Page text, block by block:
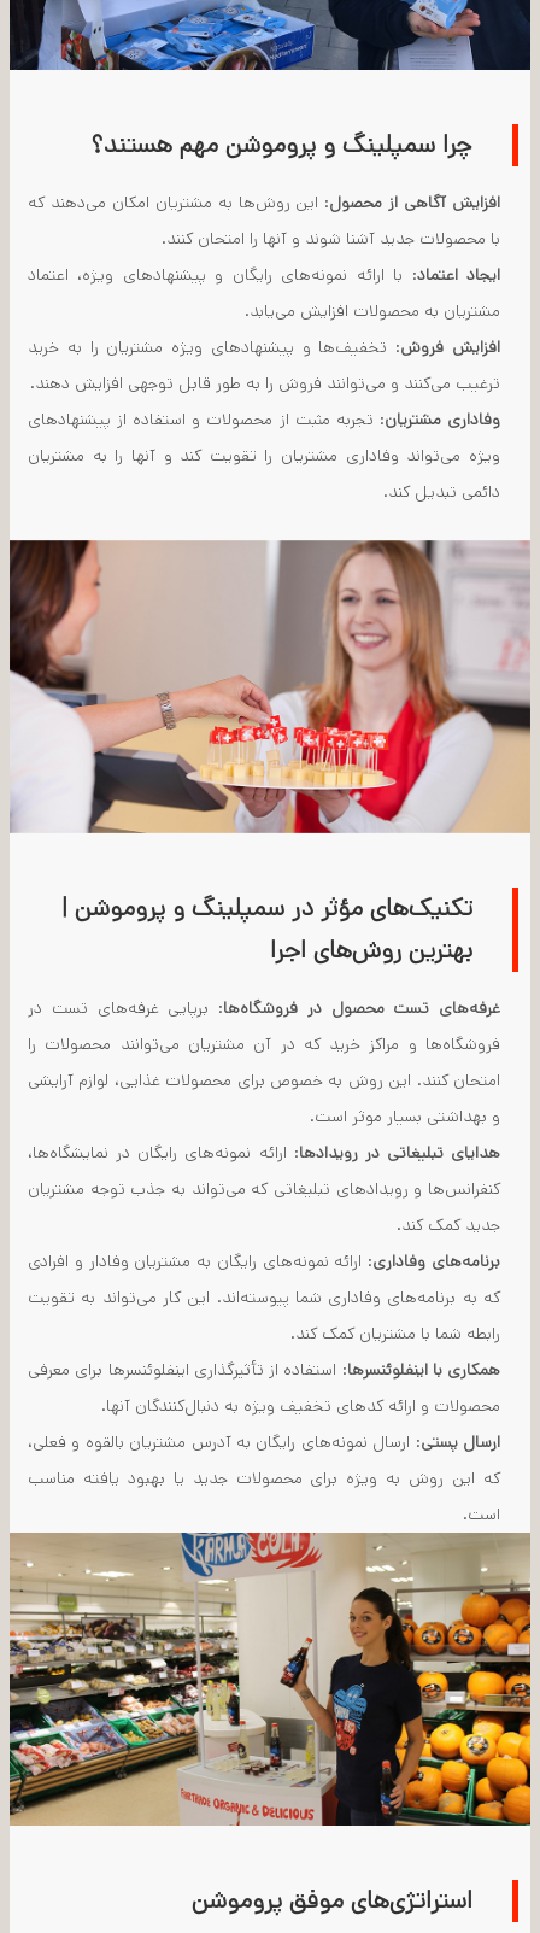
چرا سمپلینگ و پروموشن مهم هستند؟
افزایش آگاهی از محصول: این روش‌ها به مشتریان امکان می‌دهند که
با محصولات جدید آشنا شوند و آنها را امتحان کنند.
ایجاد اعتماد: با ارائه نمونه‌های رایگان و پیشنهادهای ویژه، اعتماد
مشتریان به محصولات افزایش می‌یابد.
افزایش فروش: تخفیف‌ها و پیشنهادهای ویژه مشتریان را به خرید
ترغیب می‌کنند و می‌توانند فروش را به طور قابل توجهی افزایش دهند.
وفاداری مشتریان: تجربه مثبت از محصولات و استفاده از پیشنهادهای
ویژه می‌تواند وفاداری مشتریان را تقویت کند و آنها را به مشتریان
دائمی تبدیل کند.
تکنیک‌های مؤثر در سمپلینگ و پروموشن |
بهترین روش‌های اجرا
غرفه‌های تست محصول در فروشگاه‌ها: برپایی غرفه‌های تست در
فروشگاه‌ها و مراکز خرید که در آن مشتریان می‌توانند محصولات را
امتحان کنند. این روش به خصوص برای محصولات غذایی، لوازم آرایشی
و بهداشتی بسیار موثر است.
هدایای تبلیغاتی در رویدادها: ارائه نمونه‌های رایگان در نمایشگاه‌ها،
کنفرانس‌ها و رویدادهای تبلیغاتی که می‌تواند به جذب توجه مشتریان
جدید کمک کند.
برنامه‌های وفاداری: ارائه نمونه‌های رایگان به مشتریان وفادار و افرادی
که به برنامه‌های وفاداری شما پیوسته‌اند. این کار می‌تواند به تقویت
رابطه شما با مشتریان کمک کند.
همکاری با اینفلوئنسرها: استفاده از تأثیرگذاری اینفلوئنسرها برای معرفی
محصولات و ارائه کدهای تخفیف ویژه به دنبال‌کنندگان آنها.
ارسال پستی: ارسال نمونه‌های رایگان به آدرس مشتریان بالقوه و فعلی،
که این روش به ویژه برای محصولات جدید یا بهبود یافته مناسب
است.
استراتژی‌های موفق پروموشن